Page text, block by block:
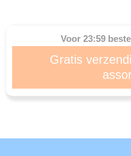
Voor 23:59
Gratis